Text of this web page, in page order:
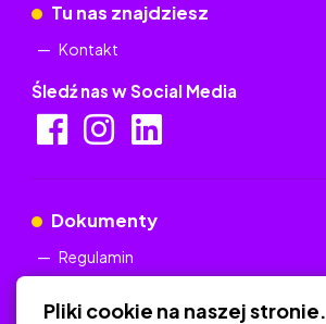
Tu nas znajdziesz
Kontakt
Śledź nas w Social Media
Dokumenty
Regulamin
Pliki cookie na naszej stronie.